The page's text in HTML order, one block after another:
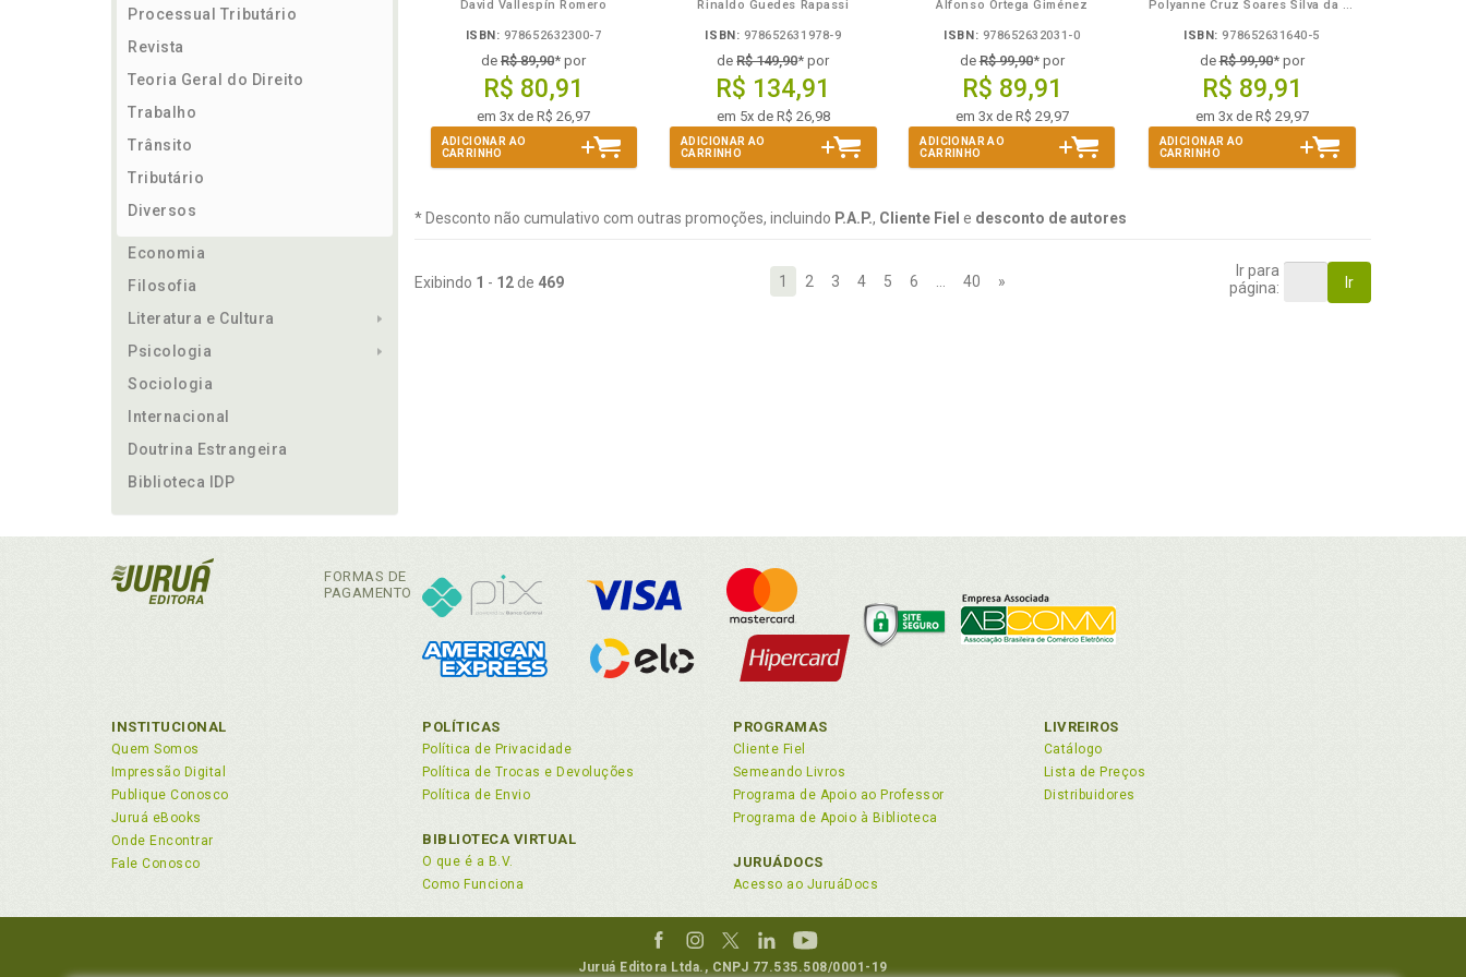
Processual Tributário
Revista
Teoria Geral do Direito
Trabalho
Trânsito
Tributário
Diversos
Economia
Filosofia
Literatura e Cultura
Psicologia
Sociologia
Internacional
Doutrina Estrangeira
Biblioteca IDP
David Vallespín Romero
ISBN: 978652632300-7
de R$ 89,90* por
R$ 80,91
em 3x de R$ 26,97
ADICIONAR AO
CARRINHO
Rinaldo Guedes Rapassi
ISBN: 978652631978-9
deR$ 149,90* por
R$ 134,91
em 5x de R$ 26,98
ADICIONAR AO
CARRINHO
Alfonso Ortega Giménez
ISBN: 978652632031-0
deR$ 99,90* por
R$ 89,91
em 3x de R$ 29,97
ADICIONAR AO
CARRINHO
Polyanne Cruz Soares Silva da Trindade
ISBN: 978652631640-5
deR$ 99,90* por
R$ 89,91
em 3x de R$ 29,97
ADICIONAR AO
CARRINHO
* Desconto não cumulativo com outras promoções, incluindo P.A.P., Cliente Fiel e desconto de autores
Exibindo 1 - 12de 469 1 2 3 4 5 6 40 »
Ir para
página:
Ir
FORMAS DE
PAGAMENTO
INSTITUCIONAL
Quem Somos
Impressão Digital
Publique Conosco
Juruá eBooks
Onde Encontrar
Fale Conosco
POLÍTICAS
Política de Privacidade
Política de Trocas e Devoluções
Política de Envio
BIBLIOTECA VIRTUAL
O que é a B.V.
Como Funciona
PROGRAMAS
Cliente Fiel
Semeando Livros
Programa de Apoio ao Professor
Programa de Apoio à Biblioteca
JURUÁDOCS
Acesso ao JuruáDocs
LIVREIROS
Catálogo
Lista de Preços
Distribuidores
Juruá Editora Ltda., CNPJ 77.535.508/0001-19